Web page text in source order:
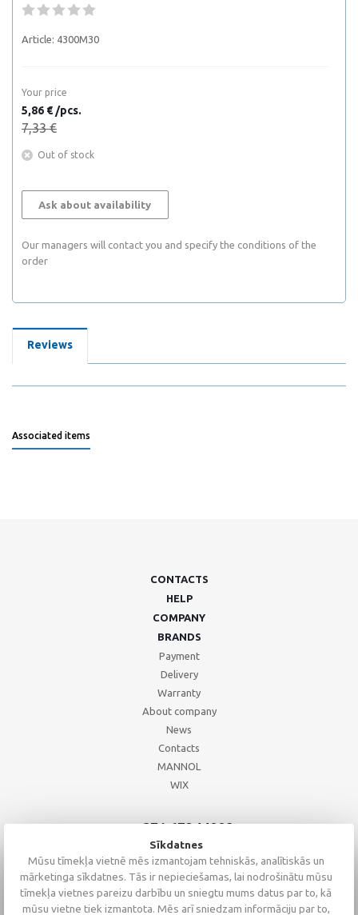
Article: 4300M30
Your price
5,86 € /pcs.
7,33 €
Out of stock
Ask about availability
Our managers will contact you and specify the conditions of the
order
Reviews
Associated items
CONTACTS
HELP
COMPANY
BRANDS
Payment
Delivery
Warranty
About company
News
Contacts
MANNOL
WIX
+371 67244008
+371 67271055
+371 26002793
Sīkdatnes
Mūsu tīmekļa vietnē mēs izmantojam tehniskās, analītiskās un
mārketinga sīkdatnes. Tās ir nepieciešamas, lai nodrošinātu mūsu
tīmekļa vietnes pareizu darbību un sniegtu mums datus par to, kā
mūsu vietne tiek izmantota. Mēs arī sniedzam informāciju par to,